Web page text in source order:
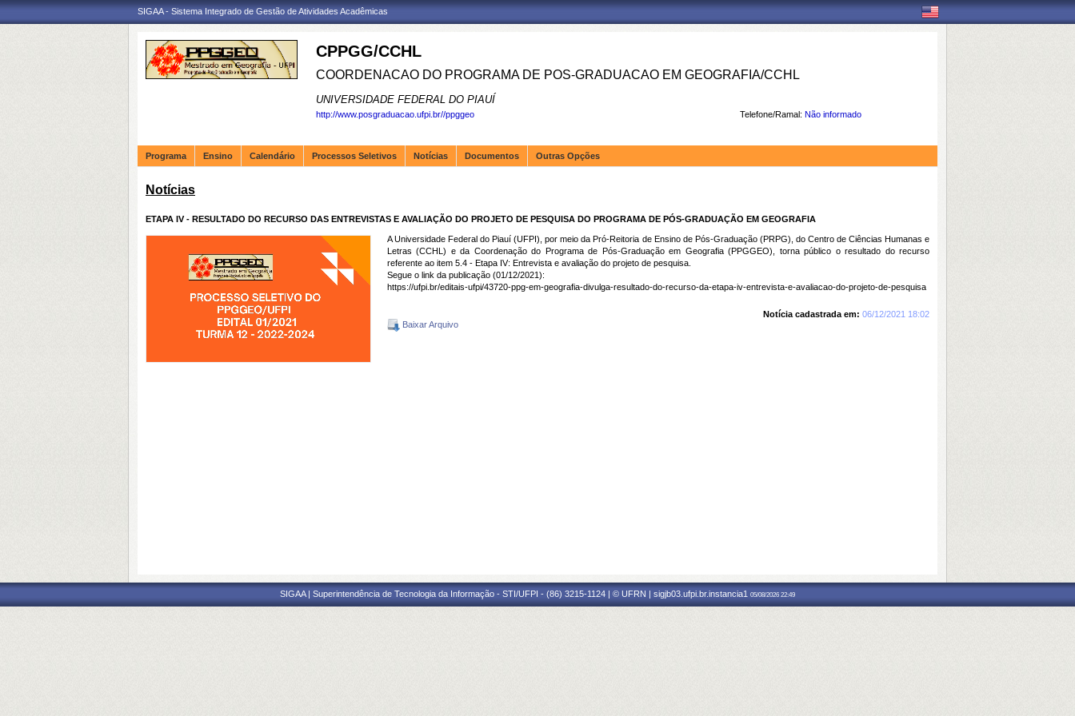
SIGAA - Sistema Integrado de Gestão de Atividades Acadêmicas
CPPGG/CCHL
COORDENACAO DO PROGRAMA DE POS-GRADUACAO EM GEOGRAFIA/CCHL
UNIVERSIDADE FEDERAL DO PIAUÍ
Telefone/Ramal: Não informado
http://www.posgraduacao.ufpi.br//ppggeo
Programa Ensino Calendário Processos Seletivos Notícias Documentos Outras Opções
Notícias
ETAPA IV - RESULTADO DO RECURSO DAS ENTREVISTAS E AVALIAÇÃO DO PROJETO DE PESQUISA DO PROGRAMA DE PÓS-GRADUAÇÃO EM GEOGRAFIA
A Universidade Federal do Piauí (UFPI), por meio da Pró-Reitoria de Ensino de Pós-Graduação (PRPG), do Centro de Ciências Humanas e
Letras (CCHL) e da Coordenação do Programa de Pós-Graduação em Geografia (PPGGEO), torna público o resultado do recurso
referente ao item 5.4 - Etapa IV: Entrevista e avaliação do projeto de pesquisa.
Segue o link da publicação (01/12/2021):
https://ufpi.br/editais-ufpi/43720-ppg-em-geografia-divulga-resultado-do-recurso-da-etapa-iv-entrevista-e-avaliacao-do-projeto-de-pesquisa
Notícia cadastrada em: 06/12/2021 18:02
Baixar Arquivo
SIGAA | Superintendência de Tecnologia da Informação - STI/UFPI - (86) 3215-1124 | © UFRN | sigjb03.ufpi.br.instancia1 05/08/2026 22:49